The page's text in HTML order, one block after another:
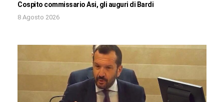
Cospito commissario Asi, gli auguri di Bardi
8 Agosto 2026